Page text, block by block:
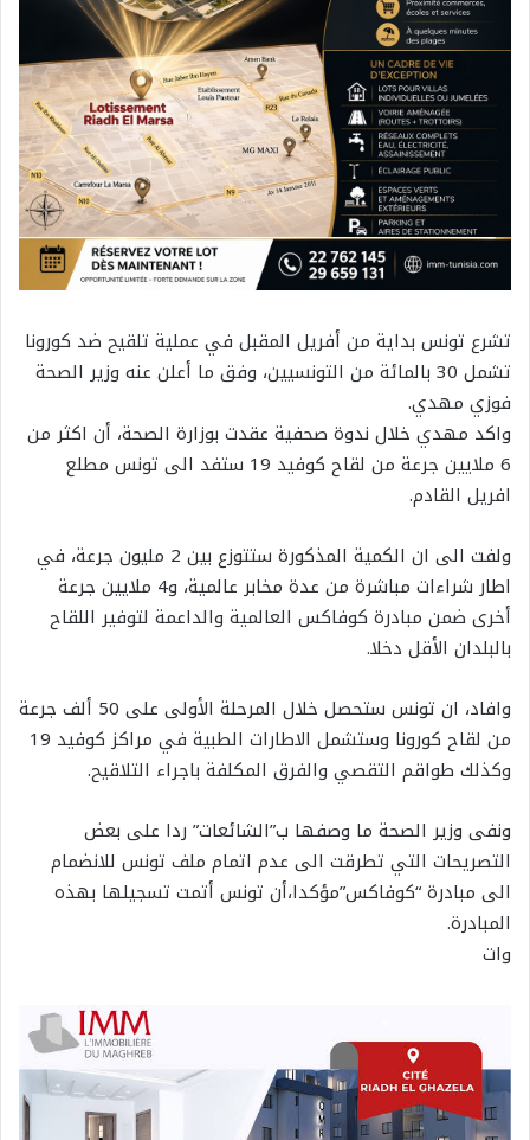
تشرع تونس بداية من أفريل المقبل في عملية تلقيح ضد كورونا
تشمل 30 بالمائة من التونسيين، وفق ما أعلن عنه وزير الصحة
فوزي مهدي.
واكد مهدي خلال ندوة صحفية عقدت بوزارة الصحة، أن اكثر من
6 ملايين جرعة من لقاح كوفيد 19 ستفد الى تونس مطلع
افريل القادم.
ولفت الى ان الكمية المذكورة ستتوزع بين 2 مليون جرعة، في
اطار شراءات مباشرة من عدة مخابر عالمية، و4 ملايين جرعة
أخرى ضمن مبادرة كوفاكس العالمية والداعمة لتوفير اللقاح
بالبلدان الأقل دخلا.
وافاد، ان تونس ستحصل خلال المرحلة الأولى على 50 ألف جرعة
من لقاح كورونا وستشمل الاطارات الطبية في مراكز كوفيد 19
وكذلك طواقم التقصي والفرق المكلفة باجراء التلاقيح.
ونفى وزير الصحة ما وصفها ب”الشائعات” ردا على بعض
التصريحات التي تطرقت الى عدم اتمام ملف تونس للانضمام
الى مبادرة “كوفاكس”مؤكدا،أن تونس أتمت تسجيلها بهذه
المبادرة.
وات